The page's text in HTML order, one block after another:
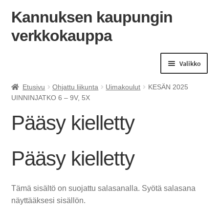
Siirry
Siirry
Kannuksen kaupungin
verkkokauppa
Valikko
Etusivu Ohjattu liikunta Uimakoulut
KESÄN 2025
UINNINJATKO 6 – 9V, 5X
Pääsy kielletty
Pääsy kielletty
Tämä sisältö on suojattu salasanalla. Syötä salasana
näyttääksesi sisällön.